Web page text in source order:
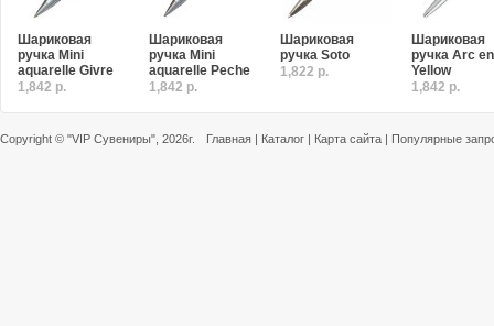
Шариковая
ручка Mini
aquarelle Givre
1,842 р.
Шариковая
ручка Mini
aquarelle Peche
1,842 р.
Шариковая
ручка Soto
1,822 р.
Шариковая
ручка Arc
Yellow
1,842 р.
Copyright © "VIP Сувениры" , 2026г. Главная | Каталог | Карта сайта | Популярные